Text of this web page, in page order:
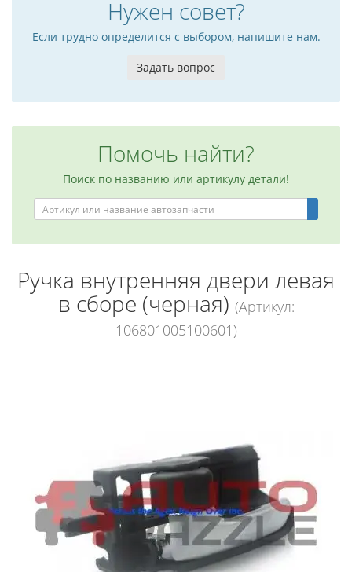
Нужен совет?
Если трудно определится с выбором, напишите нам.
Задать вопрос
Помочь найти?
Поиск по названию или артикулу детали!
Ручка внутренняя двери левая
в сборе (черная) (Артикул:
106801005100601)